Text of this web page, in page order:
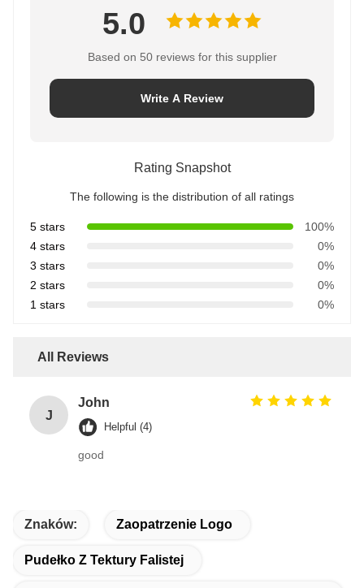
5.0
Based on 50 reviews for this supplier
Write A Review
Rating Snapshot
The following is the distribution of all ratings
5 stars
100%
4 stars
0%
3 stars
0%
2 stars
0%
1 stars
0%
All Reviews
J
John
Helpful (4)
good
Znaków: Zaopatrzenie Logo
Pudełko Z Tektury Falistej